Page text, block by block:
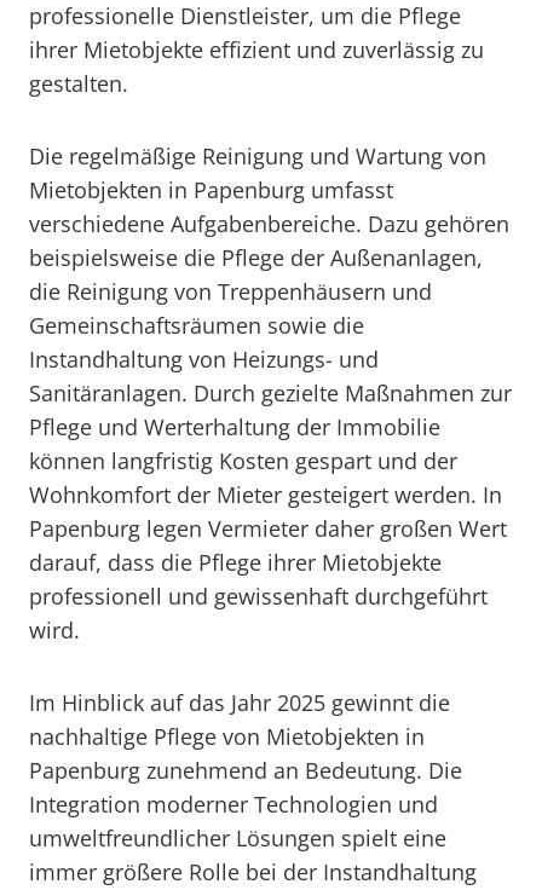
professionelle Dienstleister, um die Pflege
ihrer Mietobjekte effizient und zuverlässig zu
gestalten.
Die regelmäßige Reinigung und Wartung von
Mietobjekten in Papenburg umfasst
verschiedene Aufgabenbereiche. Dazu gehören
beispielsweise die Pflege der Außenanlagen,
die Reinigung von Treppenhäusern und
Gemeinschaftsräumen sowie die
Instandhaltung von Heizungs- und
Sanitäranlagen. Durch gezielte Maßnahmen zur
Pflege und Werterhaltung der Immobilie
können langfristig Kosten gespart und der
Wohnkomfort der Mieter gesteigert werden. In
Papenburg legen Vermieter daher großen Wert
darauf, dass die Pflege ihrer Mietobjekte
professionell und gewissenhaft durchgeführt
wird.
Im Hinblick auf das Jahr 2025 gewinnt die
nachhaltige Pflege von Mietobjekten in
Papenburg zunehmend an Bedeutung. Die
Integration moderner Technologien und
umweltfreundlicher Lösungen spielt eine
immer größere Rolle bei der Instandhaltung